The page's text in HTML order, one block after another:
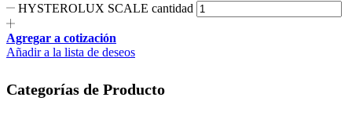
HYSTEROLUX SCALE cantidad
Agregar a cotización
Añadir a la lista de deseos
Categorías de Producto